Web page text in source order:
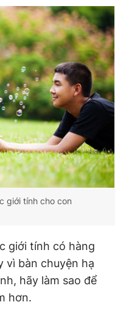
giới tính cho con
giới tính có hàng
vì bàn chuyện hạ
hãy làm sao để
hơn.